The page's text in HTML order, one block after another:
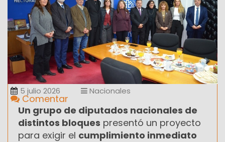
5 julio 2026 Nacionales
Comentar
Un grupo de diputados nacionales de
distintos bloques presentó un proyecto
para exigir el cumplimiento inmediato